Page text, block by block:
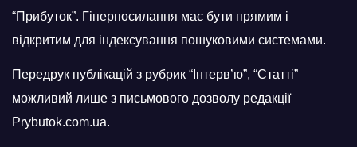
“Прибуток”. Гіперпосилання має бути прямим і
відкритим для індексування пошуковими системами.
Передрук публікацій з рубрик “Інтерв’ю”, “Статті”
можливий лише з письмового дозволу редакції
Prybutok.com.ua.